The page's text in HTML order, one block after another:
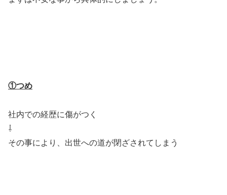
①つめ
社内での経歴に傷がつく
⇩
その事により、出世への道が閉ざされてしまう